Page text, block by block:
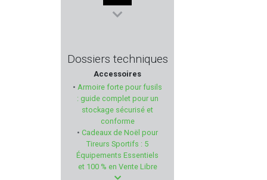
CMMG
ARMSCO
VIHTA VUORI
PRIMOS HUNTING
PLASTICO PANARO
Dossiers techniques
Accessoires
• Armoire forte pour fusils
: guide complet pour un
stockage sécurisé et
conforme
• Cadeaux de Noël pour
Tireurs Sportifs : 5
Équipements Essentiels
et 100 % en Vente Libre